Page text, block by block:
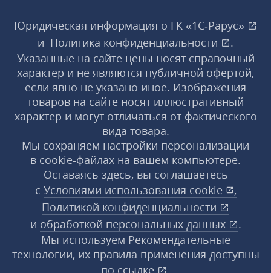
Юридическая информация о ГК «1С‑Рарус»
и Политика конфиденциальности
.
Указанные на сайте цены носят справочный
характер и не являются публичной офертой,
если явно не указано иное. Изображения
товаров на сайте носят иллюстративный
характер и могут отличаться от фактического
вида товара.
Мы сохраняем настройки персонализации
в cookie‑файлах на вашем компьютере.
Оставаясь здесь, вы соглашаетесь
с Условиями использования cookie
,
Политикой конфиденциальности
и обработкой персональных данных
.
Мы используем Рекомендательные
технологии, их правила применения доступны
по ссылке